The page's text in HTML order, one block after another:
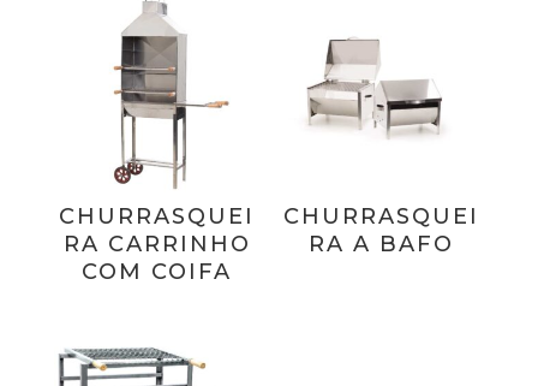
CHURRASQUEI
RA CARRINHO
COM COIFA
CHURRASQUEI
RA A BAFO